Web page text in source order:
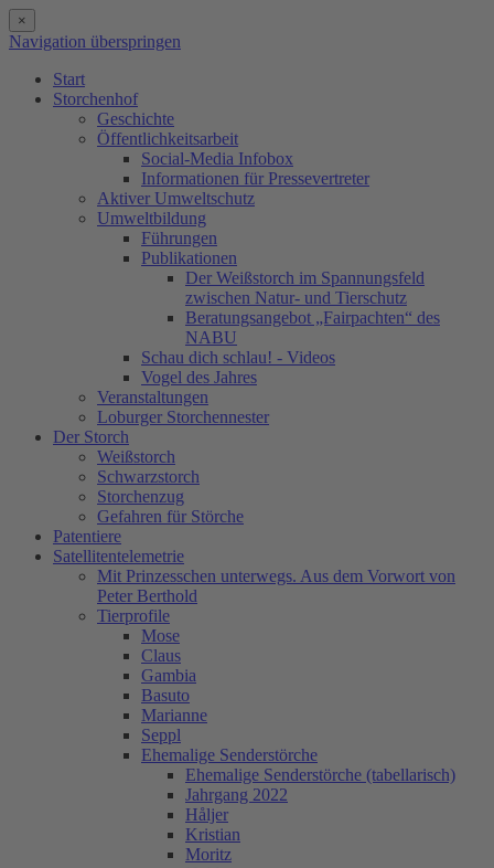
×
Navigation überspringen
Start
Storchenhof
Geschichte
Öffentlichkeitsarbeit
Social-Media Infobox
Informationen für Pressevertreter
Aktiver Umweltschutz
Umweltbildung
Führungen
Publikationen
Der Weißstorch im Spannungsfeld
zwischen Natur- und Tierschutz
Beratungsangebot „Fairpachten“ des
NABU
Schau dich schlau! - Videos
Vogel des Jahres
Veranstaltungen
Loburger Storchennester
Der Storch
Weißstorch
Schwarzstorch
Storchenzug
Gefahren für Störche
Patentiere
Satellitentelemetrie
Mit Prinzesschen unterwegs. Aus dem Vorwort von
Peter Berthold
Tierprofile
Mose
Claus
Gambia
Basuto
Marianne
Seppl
Ehemalige Senderstörche
Ehemalige Senderstörche (tabellarisch)
Jahrgang 2022
Håljer
Kristian
Moritz